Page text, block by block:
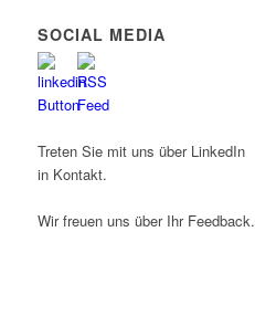
SOCIAL MEDIA
Treten Sie mit uns über LinkedIn
in Kontakt.
Wir freuen uns über Ihr Feedback.